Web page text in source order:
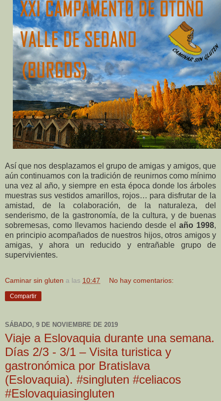
Así que nos desplazamos el grupo de amigas y amigos, que
aún continuamos con la tradición de reunirnos como mínimo
una vez al año, y siempre en esta época donde los árboles
muestras sus vestidos amarillos, rojos… para disfrutar de la
amistad, de la colaboración, de la naturaleza, del
senderismo, de la gastronomía, de la cultura, y de buenas
sobremesas, como llevamos haciendo desde el año 1998,
en principio acompañados de nuestros hijos, otros amigos y
amigas, y ahora un reducido y entrañable grupo de
supervivientes.
Caminar sin gluten a las 10:47 No hay comentarios:
Compartir
SÁBADO, 9 DE NOVIEMBRE DE 2019
Viaje a Eslovaquia durante una semana.
Días 2/3 - 3/1 – Visita turistica y
gastronómica por Bratislava
(Eslovaquia). #singluten #celiacos
#Eslovaquiasingluten